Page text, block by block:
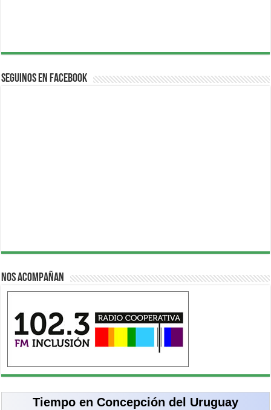
Seguinos en Facebook
Nos acompañan
Tiempo en Concepción del Uruguay